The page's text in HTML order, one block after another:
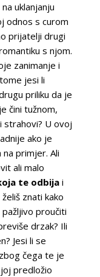
uklanjanju
odnos s curom
prijatelji drugi
s njom.
zanimanje i
jesi li
priliku da je
čini tužnom,
strahovi? U ovoj
ako je
primjer. Ali
ali malo
te odbijai
znati kako
proučiti
drzak? Ili
Jesi li se
čega te je
joj predložio